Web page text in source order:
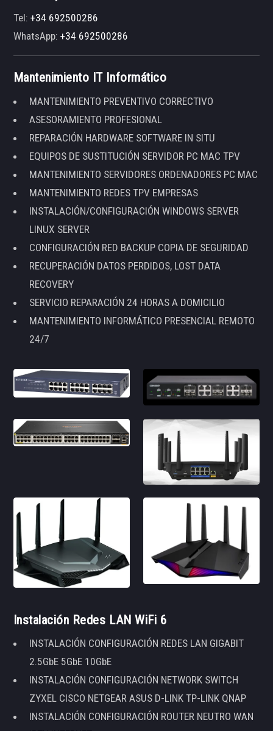
Tel:+34 692500286
WhatsApp:+34 692500286
Mantenimiento IT Informático
MANTENIMIENTO PREVENTIVO CORRECTIVO
ASESORAMIENTO PROFESIONAL
REPARACIÓN HARDWARE SOFTWARE IN SITU
EQUIPOS DE SUSTITUCIÓN SERVIDOR PC MAC TPV
MANTENIMIENTO SERVIDORES ORDENADORES PC MAC
MANTENIMIENTO REDES TPV EMPRESAS
INSTALACIÓN/CONFIGURACIÓN WINDOWS SERVER
LINUX SERVER
CONFIGURACIÓN RED BACKUP COPIA DE SEGURIDAD
RECUPERACIÓN DATOS PERDIDOS, LOST DATA
RECOVERY
SERVICIO REPARACIÓN 24 HORAS A DOMICILIO
MANTENIMIENTO INFORMÁTICO PRESENCIAL REMOTO
24/7
Instalación Redes LAN WiFi 6
INSTALACIÓN CONFIGURACIÓN REDES LAN GIGABIT
2.5GbE 5GbE 10GbE
INSTALACIÓN CONFIGURACIÓN NETWORK SWITCH
ZYXEL CISCO NETGEAR ASUS D-LINK TP-LINK QNAP
INSTALACIÓN CONFIGURACIÓN ROUTER NEUTRO WAN